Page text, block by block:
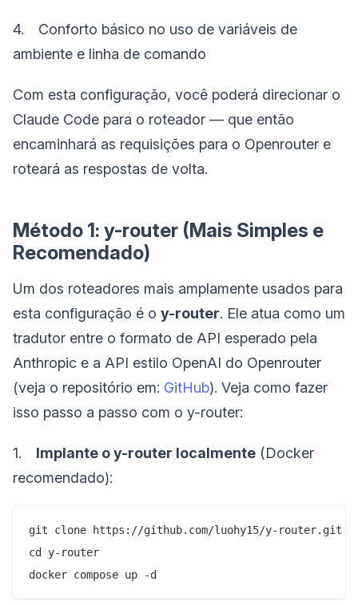
4. Conforto básico no uso de variáveis de
ambiente e linha de comando
Com esta configuração, você poderá direcionar o
Claude Code para o roteador — que então
encaminhará as requisições para o Openrouter e
roteará as respostas de volta.
Método 1: y-router (Mais Simples e
Recomendado)
Um dos roteadores mais amplamente usados para
esta configuração é o y-router. Ele atua como um
tradutor entre o formato de API esperado pela
Anthropic e a API estilo OpenAI do Openrouter
(veja o repositório em: GitHub). Veja como fazer
isso passo a passo com o y-router:
1. Implante o y-router localmente (Docker
recomendado):
git clone https://github.com/luohy15/y-router.git
cd y-router